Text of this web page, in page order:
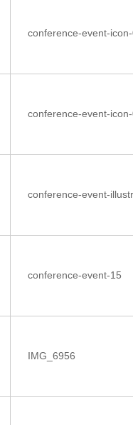
conference-event-
conference-event-
conference-event-
conference-event-15
IMG_6956